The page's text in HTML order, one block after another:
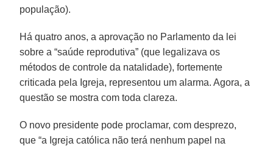
população).
Há quatro anos, a aprovação no Parlamento da lei
sobre a “saúde reprodutiva” (que legalizava os
métodos de controle da natalidade), fortemente
criticada pela Igreja, representou um alarma. Agora, a
questão se mostra com toda clareza.
O novo presidente pode proclamar, com desprezo,
que “a Igreja católica não terá nenhum papel na